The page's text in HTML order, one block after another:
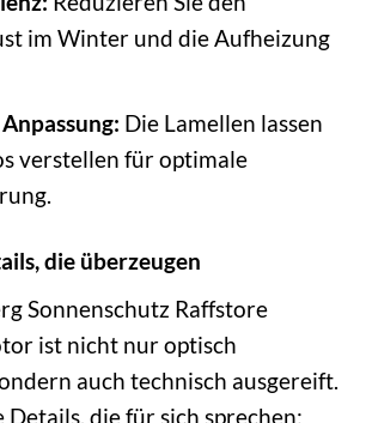
im Winter und die Aufheizung
Die Lamellen lassen
verstellen für optimale
die überzeugen
Sonnenschutz Raffstore
ist nicht nur optisch
auch technisch ausgereift.
Details, die für sich sprechen: